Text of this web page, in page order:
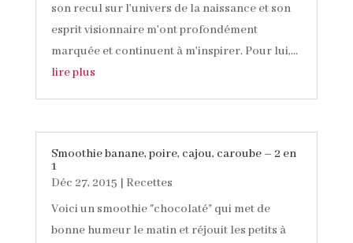
son recul sur l'univers de la naissance et son
esprit visionnaire m'ont profondément
marquée et continuent à m'inspirer. Pour lui,...
lire plus
Smoothie banane, poire, cajou, caroube – 2 en
1
Déc 27, 2015 | Recettes
Voici un smoothie "chocolaté" qui met de
bonne humeur le matin et réjouit les petits à